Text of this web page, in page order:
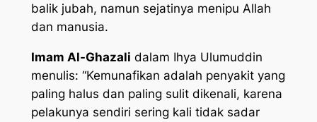
balik jubah, namun sejatinya menipu Allah
dan manusia.
Imam Al-Ghazali dalam Ihya Ulumuddin
menulis: “Kemunafikan adalah penyakit yang
paling halus dan paling sulit dikenali, karena
pelakunya sendiri sering kali tidak sadar